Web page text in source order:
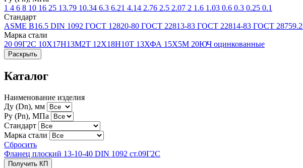
1 4 6 8 10 16 25 13.79 10.34 6.3 6.21 4.14 2.76 2.5 2.07 2 1.6 1.03 0.6 0.3 0.25 0.1
Стандарт
ASME В16.5 DIN 1092 ГОСТ 12820-80 ГОСТ 22813-83 ГОСТ 22814-83 ГОСТ
Марка стали
20 09Г2С 10Х17Н13М2Т 12Х18Н10Т 13ХФА 15Х5М 20ЮЧ оцинкованные
Раскрыть
Каталог
Наименование изделия
Ду (Dn), мм
Ру (Рn), МПа
Стандарт
Марка стали
Сбросить
Фланец плоский 13-10-40 DIN 1092 ст.09Г2С
Получить КП